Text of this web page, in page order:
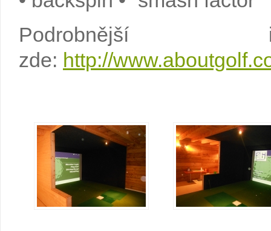
Podrobnější
zde: http://